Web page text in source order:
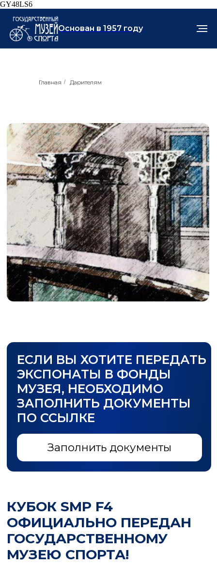
GY48LS6
Основан в 1957 году
Главная / Дарителям
КУБОК SMP F4
ОФИЦИАЛЬНО ПЕРЕДАН
ГОСУДАРСТВЕННОМУ
МУЗЕЮ СПОРТА!
8 декабря на торжественной
победителей чемпионата России
«Формула-4» состоялось важное
событие для истории
отечественного автоспорта —
главный Кубок чемпионов SMP F4
В этот день награды призёрам
вручал российский пилот
Формулы-1 Сергей Сироткин, а
первым именем, выгравированным
на Кубке, стало имя абсолютного
ЕСЛИ ВЫ ХОТИТЕ ПЕРЕДАТЬ
ЭКСПОНАТЫ В ФОНДЫ
МУЗЕЯ, НЕОБХОДИМО
ЗАПОЛНИТЬ ДОКУМЕНТЫ
ПО ССЫЛКЕ